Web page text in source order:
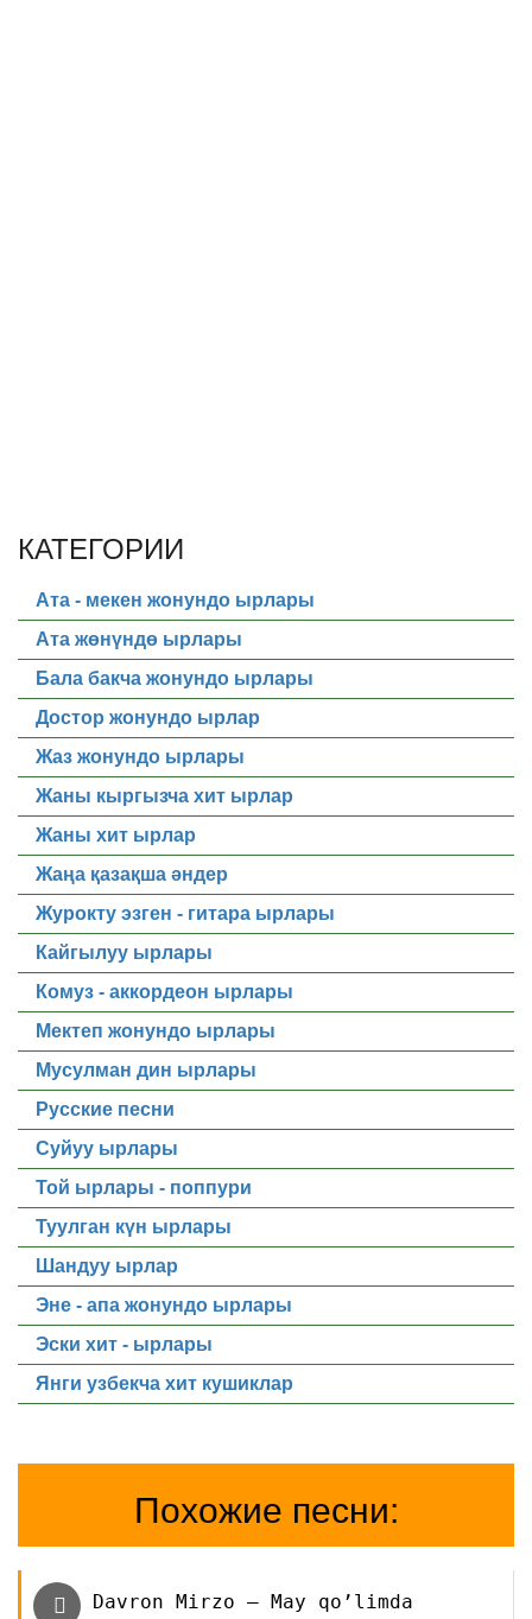
КАТЕГОРИИ
Ата - мекен жонундо ырлары
Ата жөнүндө ырлары
Бала бакча жонундо ырлары
Достор жонундо ырлар
Жаз жонундо ырлары
Жаны кыргызча хит ырлар
Жаны хит ырлар
Жаңа қазақша әндер
Журокту эзген - гитара ырлары
Кайгылуу ырлары
Комуз - аккордеон ырлары
Мектеп жонундо ырлары
Мусулман дин ырлары
Русские песни
Суйуу ырлары
Той ырлары - поппури
Туулган күн ырлары
Шандуу ырлар
Эне - апа жонундо ырлары
Эски хит - ырлары
Янги узбекча хит кушиклар
Похожие песни:
Davron Mirzo — May qo’limda